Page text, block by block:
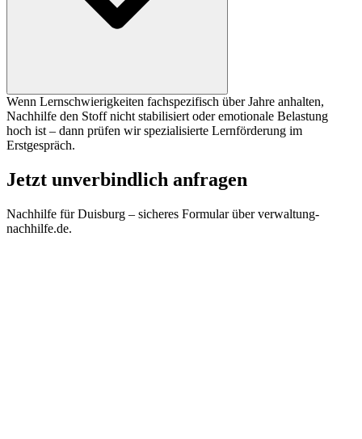
Wenn Lernschwierigkeiten fachspezifisch über Jahre anhalten,
Nachhilfe den Stoff nicht stabilisiert oder emotionale Belastung
hoch ist – dann prüfen wir spezialisierte Lernförderung im
Erstgespräch.
Jetzt unverbindlich anfragen
Nachhilfe fürDuisburg – sicheres Formular über verwaltung-
nachhilfe.de.